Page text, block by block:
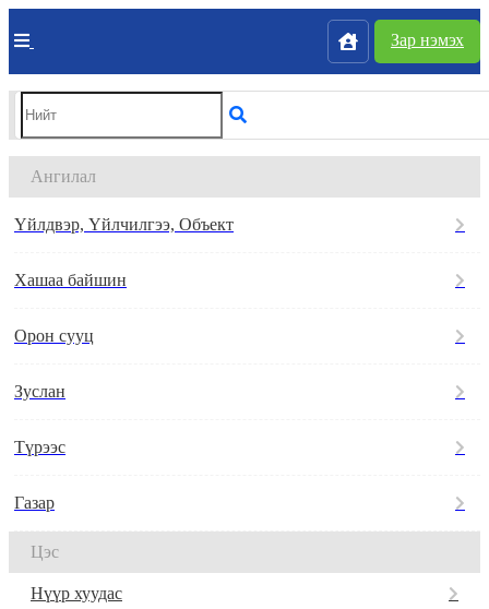
Зар нэмэх
Ангилал
Үйлдвэр, Үйлчилгээ, Объект
Хашаа байшин
Орон сууц
Зуслан
Түрээс
Газар
Цэс
Нүүр хуудас